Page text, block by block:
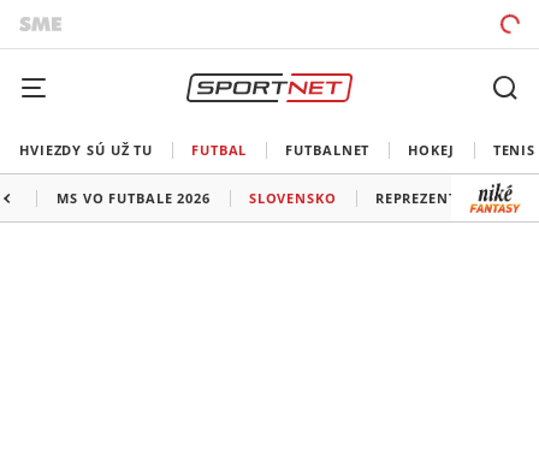
HVIEZDY SÚ UŽ TU FUTBAL FUTBALNET HOKEJ TENIS
MS VO FUTBALE 2026 SLOVENSKO REPREZENTÁCIE